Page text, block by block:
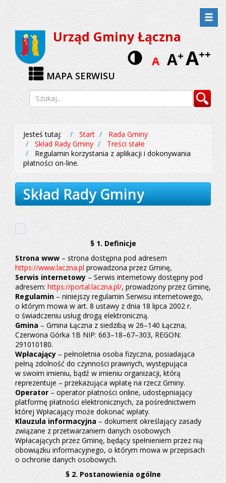
Przejdź
do
menu
Przejdź
do
treści
Urząd Gminy Łączna
A A+A++
Wersja
MAPA SERWISU
Wyszukiwarka Szukaj
Jesteś tutaj: Start
Rada Gminy
Skład Rady Gminy
Treści stałe
Regulamin korzystania z aplikacji i dokonywania
płatności on-line.
Skład Rady Gminy
§ 1. Definicje
Strona www – strona dostępna pod adresem
https://www.laczna.pl prowadzona przez Gminę,
Serwis internetowy – Serwis internetowy dostępny pod
adresem: https://portal.laczna.pl/, prowadzony przez Gminę,
Regulamin – niniejszy regulamin Serwisu internetowego,
o którym mowa w art. 8 ustawy z dnia 18 lipca 2002 r.
o świadczeniu usług drogą elektroniczną.
Gmina – Gmina Łączna z siedzibą w 26–140 Łączna,
Czerwona Górka 1B NIP: 663–18–67–303, REGON:
291010180.
Wpłacający – pełnoletnia osoba fizyczna, posiadająca
pełną zdolność do czynności prawnych, występująca
w swoim imieniu, bądź w imieniu organizacji, którą
reprezentuje – przekazująca wpłatę na rzecz Gminy.
Operator – operator płatności online, udostępniający
platformę płatności elektronicznych, za pośrednictwem
której Wpłacający może dokonać wpłaty.
Klauzula informacyjna – dokument określający zasady
związane z przetwarzaniem danych osobowych
Wpłacających przez Gminę, będący spełnieniem przez nią
obowiązku informacyjnego, o którym mowa w przepisach
o ochronie danych osobowych.
§ 2. Postanowienia ogólne